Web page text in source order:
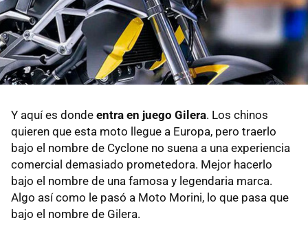
Y aquí es donde entra en juego Gilera. Los chinos
quieren que esta moto llegue a Europa, pero traerlo
bajo el nombre de Cyclone no suena a una experiencia
comercial demasiado prometedora. Mejor hacerlo
bajo el nombre de una famosa y legendaria marca.
Algo así como le pasó a Moto Morini, lo que pasa que
bajo el nombre de Gilera.